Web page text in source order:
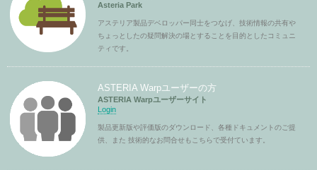
Asteria Park
アステリア製品デベロッパー同士をつなげ、技術情報の共有や
ちょっとしたの疑問解決の場とすることを目的としたコミュニ
ティです。
ASTERIA Warpユーザーの方
ASTERIA Warpユーザーサイト
Login
製品更新版や評価版のダウンロード、各種ドキュメントのご提
供、また 技術的なお問合せもこちらで受付ています。